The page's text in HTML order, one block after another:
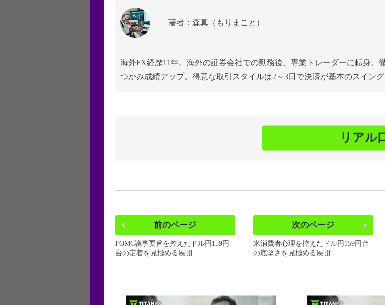
著者：森真（もりまこと）
海外FX経歴11年。海外の証券会社での勤務後、専業トレーダーに転身
つかみ成績アップ。得意な取引スタイルは2～3日で決済が基本のスイング
リアル
前のページ
FOMC議事要旨を控えたドル円159円
台の定着を見極める展開
次のページ
米消費者心理を控えたドル円159円台
の底堅さを見極める展開